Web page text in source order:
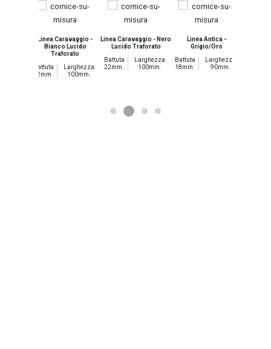
Linea Caravaggio -
Bianco Lucido
Traforato
Battuta
22mm.
Larghezza
100mm.
Linea Caravaggio - Nero
Lucido Traforato
Battuta
22mm.
Larghezza
100mm.
Linea Antica -
Grigio/Oro
Battuta
18mm.
Larghezza
90mm.